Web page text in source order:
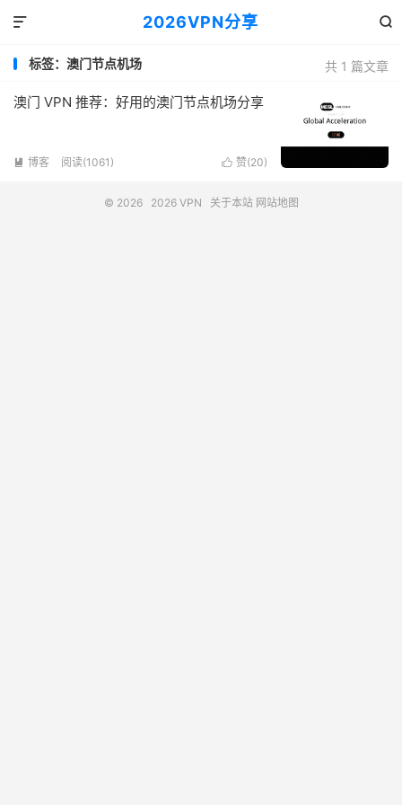
2026VPN分享 

共 1 篇文章
标签：澳门节点机场
澳门 VPN 推荐：好用的澳门节点机场分享
 赞(20)
 博客 阅读(1061)
© 2026 2026 VPN 关于本站 网站地图